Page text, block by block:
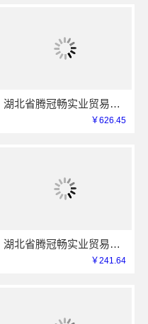
湖北省腾冠畅实业贸易有限公司：线上轮胎批发品牌哪里买
￥626.45
湖北省腾冠畅实业贸易有限公司知名轮胎平台价格解析
￥241.64